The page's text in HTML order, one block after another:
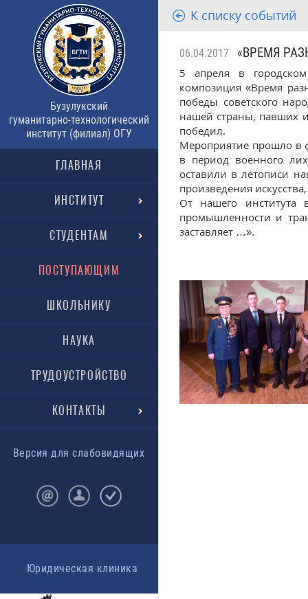
Бузулукский
гуманитарно-технологический
институт (филиал) ОГУ
ГЛАВНАЯ
ИНСТИТУТ
СТУДЕНТАМ
ПОСТУПАЮЩИМ
ШКОЛЬНИКУ
НАУКА
ТРУДОУСТРОЙСТВО
КОНТАКТЫ
Версия для слабовидящих
Юридическая клиника
К списку событий
06.04.2017 «ВРЕМЯ
5 апреля в городском
композиция «Время
победы советского
нашей страны, павших
победил.
Мероприятие прошло в
в период военного
оставили в летописи
произведения
От нашего института
промышленности и
заставляет …».